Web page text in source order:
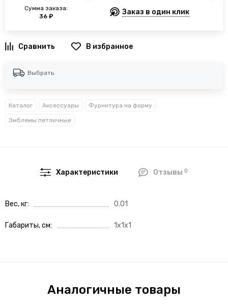
Сумма заказа:
36 ₽
Заказ в один клик
В избранное
Выбрать
Каталог Аксессуары Фурнитура на форму
Эмблемы петличные
Характеристики Отзывы 0
Вес, кг 0.01
Габариты, см 1x1x1
Аналогичные товары